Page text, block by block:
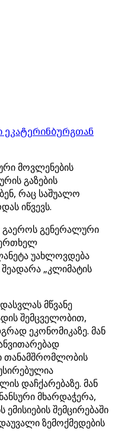
მოვლენების
გაზების
რაც საშუალო
იწვევს.
გაეროს გენერალური
უახლოვდება
„კლიმატის
მწვანე
შემცველობით,
ეკონომიკაზე. მან
თანამშრომლობის
დაჩქარებაზე. მან
მხარდაჭერა,
შემცირებაში
ზემოქმედების